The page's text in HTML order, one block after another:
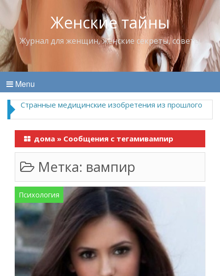
Женские тайны
Журнал для женщин, женские секреты, советы
Menu
Странные медицинские изобретения из прошлого
дома » Сообщения с тегамивампир
Метка: вампир
Психология